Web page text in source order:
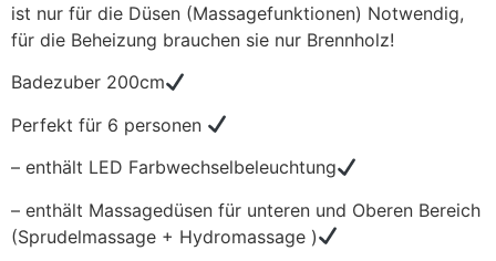
ist nur für die Düsen (Massagefunktionen) Notwendig,
für die Beheizung brauchen sie nur Brennholz!
Badezuber 200cm
Perfekt für 6 personen
– enthält LED Farbwechselbeleuchtung
– enthält Massagedüsen für unteren und Oberen Bereich
(Sprudelmassage + Hydromassage )